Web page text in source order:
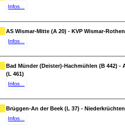
Infos...
AS Wismar-Mitte (A 20) - KVP Wismar-
Infos...
Bad Münder (Deister)-Hachmühlen (B 442) -
(L 461)
Infos...
Brüggen-An der Beek (L 37) -
Infos...